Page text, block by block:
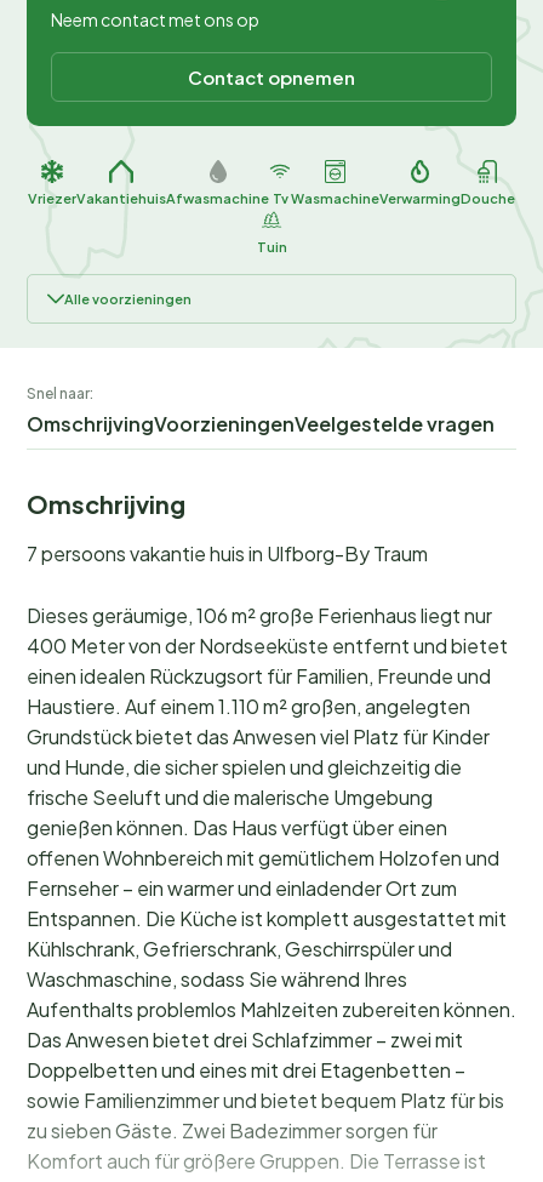
Neem contact met ons op
Contact opnemen
VriezerVakantiehuisAfwasmachine TvWasmachineVerwarmingDouche
Tuin
Alle voorzieningen
Snel naar:
OmschrijvingVoorzieningenVeelgestelde vragen
Omschrijving
7 persoons vakantie huis in Ulfborg-By Traum
Dieses geräumige, 106 m² große Ferienhaus liegt nur
400 Meter von der Nordseeküste entfernt und bietet
einen idealen Rückzugsort für Familien, Freunde und
Haustiere. Auf einem 1.110 m² großen, angelegten
Grundstück bietet das Anwesen viel Platz für Kinder
und Hunde, die sicher spielen und gleichzeitig die
frische Seeluft und die malerische Umgebung
genießen können. Das Haus verfügt über einen
offenen Wohnbereich mit gemütlichem Holzofen und
Fernseher – ein warmer und einladender Ort zum
Entspannen. Die Küche ist komplett ausgestattet mit
Kühlschrank, Gefrierschrank, Geschirrspüler und
Waschmaschine, sodass Sie während Ihres
Aufenthalts problemlos Mahlzeiten zubereiten können.
Das Anwesen bietet drei Schlafzimmer – zwei mit
Doppelbetten und eines mit drei Etagenbetten –
sowie Familienzimmer und bietet bequem Platz für bis
zu sieben Gäste. Zwei Badezimmer sorgen für
Komfort auch für größere Gruppen. Die Terrasse ist